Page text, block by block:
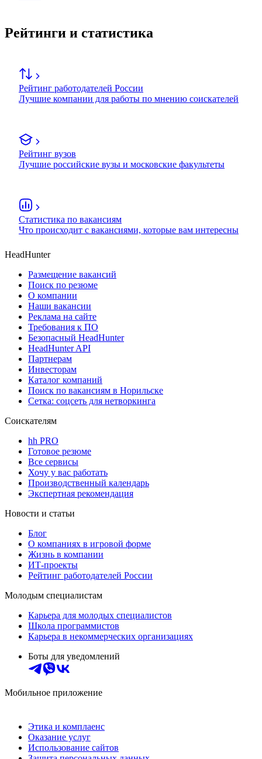
Рейтинги и статистика
Рейтинг работодателей России
Лучшие компании для работы по мнению соискателей
Рейтинг вузов
Лучшие российские вузы и московские факультеты
Статистика по вакансиям
Что происходит с вакансиями, которые вам интересны
HeadHunter
Размещение вакансий
Поиск по резюме
О компании
Наши вакансии
Реклама на сайте
Требования к ПО
Безопасный HeadHunter
HeadHunter API
Партнерам
Инвесторам
Каталог компаний
Поиск по вакансиям в Норильске
Сетка: соцсеть для нетворкинга
Соискателям
hh PRO
Готовое резюме
Все сервисы
Хочу у вас работать
Производственный календарь
Экспертная рекомендация
Новости и статьи
Блог
О компаниях в игровой форме
Жизнь в компании
ИТ-проекты
Рейтинг работодателей России
Молодым специалистам
Карьера для молодых специалистов
Школа программистов
Карьера в некоммерческих организациях
Боты для уведомлений
Мобильное приложение
Этика и комплаенс
Оказание услуг
Использование сайтов